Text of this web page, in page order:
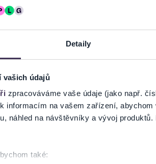
Detaily
vašich údajů
zpracováváme vaše údaje (jako např.
informacím na vašem zařízení,
náhled na návštěvníky a vývoj
také: